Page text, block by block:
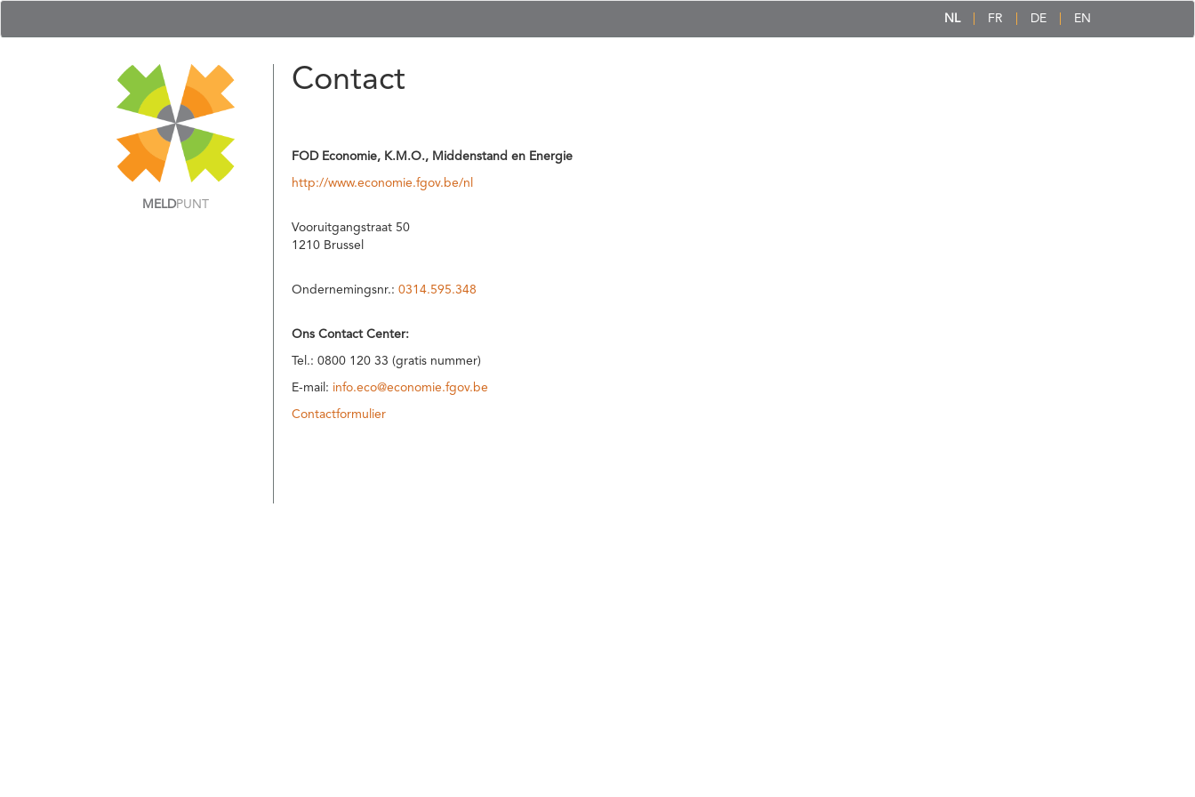
NL FR DE EN
MELDPUNT
Contact
FOD Economie, K.M.O., Middenstand en Energie
http://www.economie.fgov.be/nl
Vooruitgangstraat 50
1210 Brussel
Ondernemingsnr.: 0314.595.348
Ons Contact Center:
Tel.: 0800 120 33 (gratis nummer)
E-mail: info.eco@economie.fgov.be
Contactformulier